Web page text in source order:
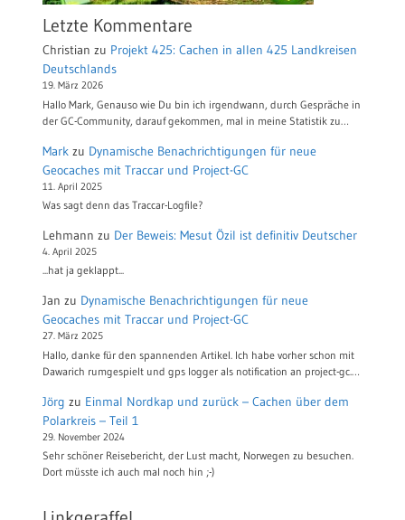
Letzte Kommentare
Christian zu Projekt 425: Cachen in allen 425 Landkreisen
Deutschlands
19. März 2026
Hallo Mark, Genauso wie Du bin ich irgendwann, durch Gespräche in
der GC-Community, darauf gekommen, mal in meine Statistik zu…
Mark zu Dynamische Benachrichtigungen für neue
Geocaches mit Traccar und Project-GC
11. April 2025
Was sagt denn das Traccar-Logfile?
Lehmann zu Der Beweis: Mesut Özil ist definitiv Deutscher
4. April 2025
...hat ja geklappt...
Jan zu Dynamische Benachrichtigungen für neue
Geocaches mit Traccar und Project-GC
27. März 2025
Hallo, danke für den spannenden Artikel. Ich habe vorher schon mit
Dawarich rumgespielt und gps logger als notification an project-gc.…
Jörg zu Einmal Nordkap und zurück – Cachen über dem
Polarkreis – Teil 1
29. November 2024
Sehr schöner Reisebericht, der Lust macht, Norwegen zu besuchen.
Dort müsste ich auch mal noch hin ;-)